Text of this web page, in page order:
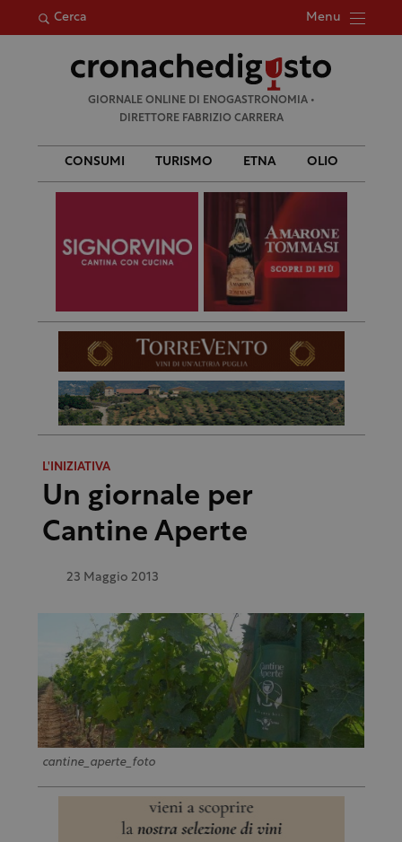
Cerca Menu
per:
GIORNALE ONLINE DI ENOGASTRONOMIA •
DIRETTORE FABRIZIO CARRERA
CONSUMI TURISMO ETNA OLIO
L'INIZIATIVA
Un giornale per
Cantine Aperte
23 Maggio 2013
cantine_aperte_foto